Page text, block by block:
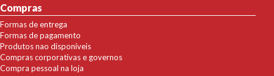
Compras
Formas de entrega
Formas de pagamento
Produtos nao disponíveis
Compras corporativas e governos
Compra pessoal na loja